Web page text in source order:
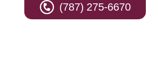
(787) 275-6670